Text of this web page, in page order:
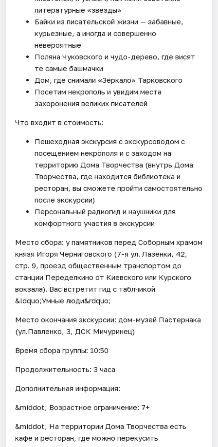
литературные «звезды»
Байки из писательской жизни — забавные,
курьезные, а иногда и совершенно
невероятные
Поляна Чуковского и чудо-дерево, где висят
те самые башмачки
Дом, где снимали «Зеркало» Тарковского
Посетим некрополь и увидим места
захоронения великих писателей
Что входит в стоимость:
Пешеходная экскурсия с экскурсоводом с
посещением некрополя и с заходом на
территорию Дома Творчества (внутрь Дома
Творчества, где находится библиотека и
ресторан, вы сможете пройти самостоятельно
после экскурсии)
Персональный радиогид и наушники для
комфортного участия в экскурсии
Место сбора: у памятников перед Соборным храмом
князя Игоря Черниговского (7-я ул. Лазенки, 42,
стр. 9, проезд общественным транспортом до
станции Переделкино от Киевского или Курского
вокзала). Вас встретит гид с таблчикой
&ldquo;Умные люди&rdquo;
Место окончания экскурсии: дом-музей Пастернака
(ул.Павленко, 3, ДСК Мичуринец)
Время сбора группы: 10:50
Продолжительность: 3 часа
Дополнительная информация:
&middot; Возрастное ограничение: 7+
&middot; На территории Дома Творчества есть
кафе и ресторан, где можно перекусить